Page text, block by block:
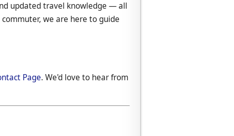
updated travel knowledge — all
we are here to guide
Page. We'd love to hear from